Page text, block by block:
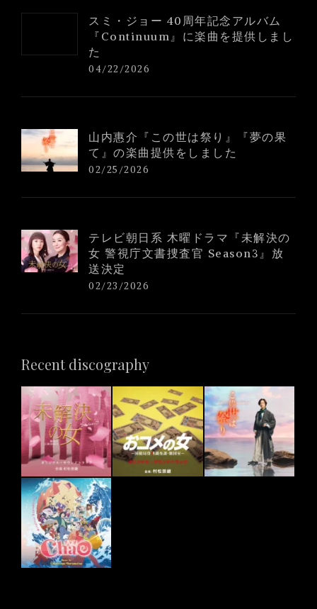
スミ・ジョー 40周年記念アルバム
『Continuum』に楽曲を提供しまし
た
04/22/2026
山内惠介『この世は祭り』『夢の果
て』の楽曲提供をしました
02/25/2026
テレビ朝日系 木曜ドラマ『未解決の
女 警視庁文書捜査官 Season3』放
送決定
02/23/2026
Recent discography